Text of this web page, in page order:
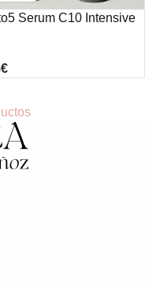
Serum C10 Intensive
€